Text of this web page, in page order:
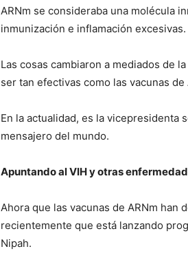
ARNm se consideraba una molécula
inmunización e inflamación excesivas.
Las cosas cambiaron a mediados de
ser tan efectivas como las vacunas
En la actualidad, es la vicepresidenta
mensajero del mundo.
Apuntando al VIH y otras
Ahora que las vacunas de ARNm
recientemente que está lanzando
Nipah.